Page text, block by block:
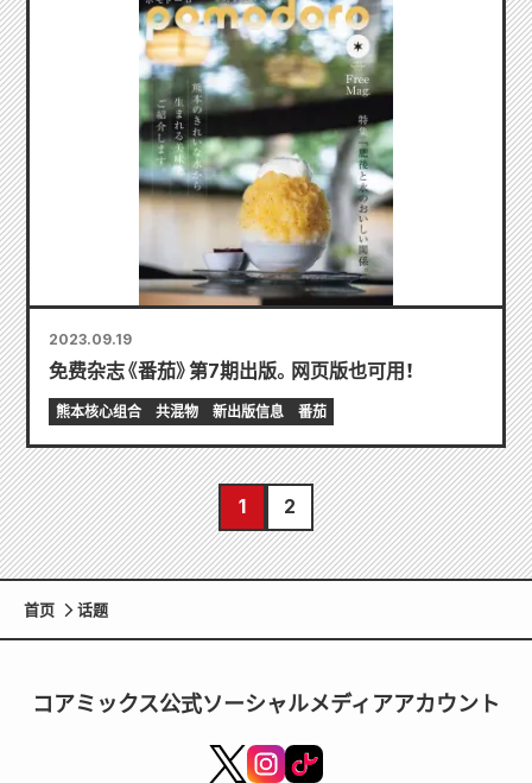
2023.09.19
免费杂志《番茄》第7期出版。网页版也可用！
熊本核心组合 共混物 新出版信息 番茄
1 2
首页 话题
コアミックス公式ソーシャルメディアアカウント